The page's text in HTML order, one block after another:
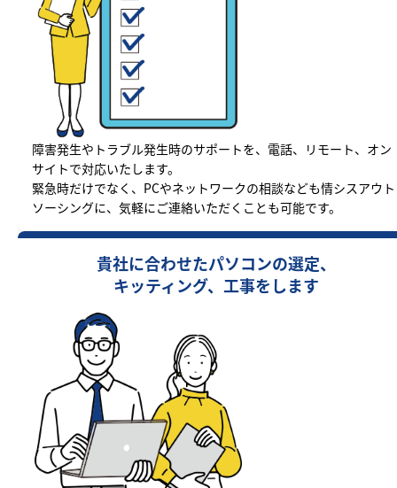
障害発生やトラブル発生時のサポートを、電話、リモート、オン
サイトで対応いたします。
緊急時だけでなく、PCやネットワークの相談なども情シスアウト
ソーシングに、気軽にご連絡いただくことも可能です。
貴社に合わせたパソコンの選定、
キッティング、工事をします